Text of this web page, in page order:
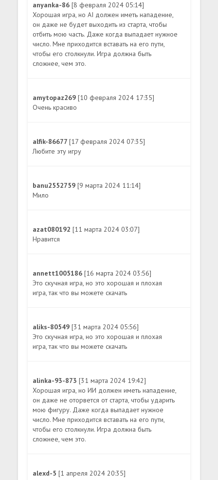
anyanka-86[8 февраля 2024 05:14]
Хорошая игра, но AI должен иметь нападение,
он даже не будет выходить из старта, чтобы
отбить мою часть. Даже когда выпадает нужное
число. Мне приходится вставать на его пути,
чтобы его столкнули. Игра должна быть
сложнее, чем это.
amytopaz269[10 февраля 2024 17:35]
Очень красиво
alfik-86677[17 февраля 2024 07:35]
Любите эту игру
banu2552759[9 марта 2024 11:14]
Мило
azat080192[11 марта 2024 03:07]
Нравится
annett1005186[16 марта 2024 03:56]
Это скучная игра, но это хорошая и плохая
игра, так что вы можете скачать
aliks-80549[31 марта 2024 05:56]
Это скучная игра, но это хорошая и плохая
игра, так что вы можете скачать
alinka-93-873[31 марта 2024 19:42]
Хорошая игра, но ИИ должен иметь нападение,
он даже не оторвется от старта, чтобы ударить
мою фигуру. Даже когда выпадает нужное
число. Мне приходится вставать на его пути,
чтобы его столкнули. Игра должна быть
сложнее, чем это.
alexd-5[1 апреля 2024 20:35]